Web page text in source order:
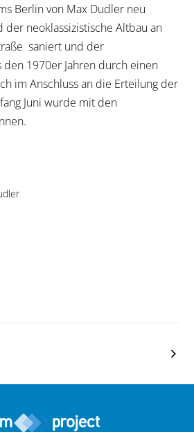
Berlin von Max Dudler neu
neoklassizistische Altbau an
saniert und der
den 1970er Jahren durch einen
im Anschluss an die Erteilung der
Juni wurde mit den